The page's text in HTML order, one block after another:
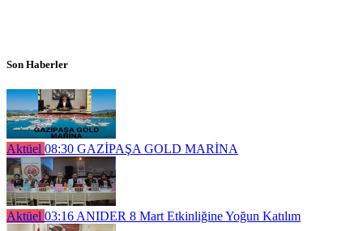
Son Haberler
Aktüel 08:30 GAZİPAŞA GOLD MARİNA
Aktüel 03:16 ANIDER 8 Mart Etkinliğine Yoğun Katılım